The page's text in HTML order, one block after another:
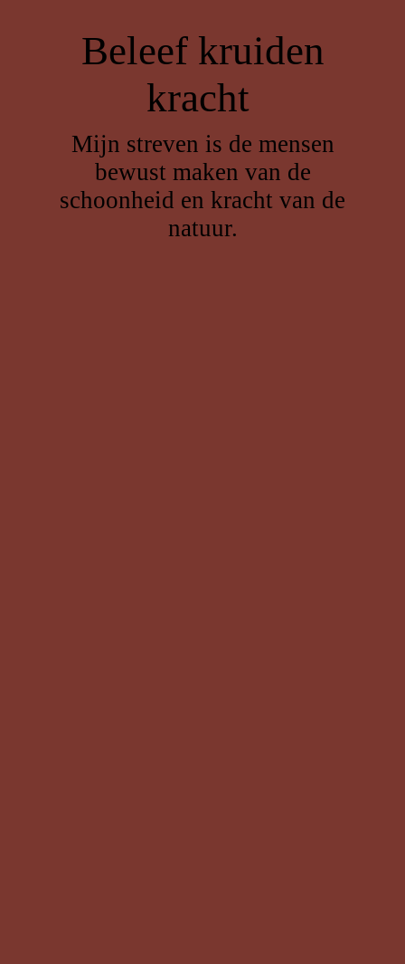
Beleef kruiden
kracht
Mijn streven is de mensen
bewust maken van de
schoonheid en kracht van de
natuur.